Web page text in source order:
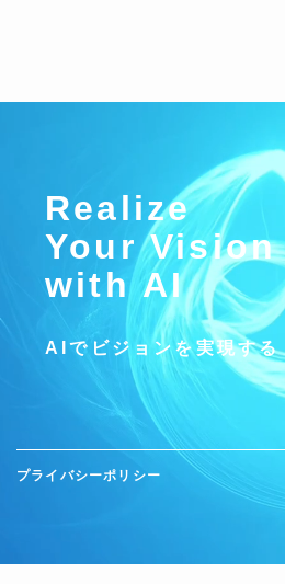
Realize
Your Vision
with AI
AIでビジョンを実現する
プライバシーポリシー